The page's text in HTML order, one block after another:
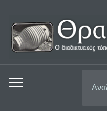
Εναλλαγή
μενού
για: